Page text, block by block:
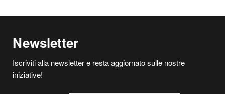
Newsletter
Iscriviti alla newsletter e resta aggiornato sulle nostre
iniziative!